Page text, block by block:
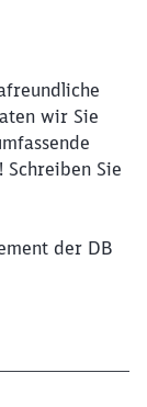
wir Sie
Sie
der DB